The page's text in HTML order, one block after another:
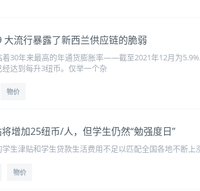
大流行暴露了新西兰供应链的脆弱
着30年来最高的年通货膨胀率——截至2021年12月为
达到每升3纽币。仅举一个杂
物价
增加25纽币/人，但学生仍然“勉强度日”
生津贴和学生贷款生活费用不足以匹配全国各地不断上
物价